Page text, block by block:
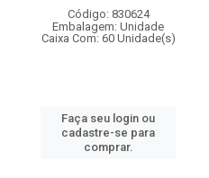
Código: 830624
Embalagem: Unidade
Caixa Com: 60 Unidade(s)
Faça seu login ou
cadastre-se para
comprar.